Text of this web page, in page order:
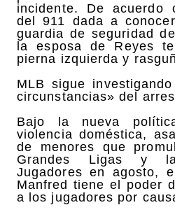
incidente. De acuerdo
del 911 dada a
guardia de seguridad
la esposa de Reyes
pierna izquierda y
MLB sigue
circunstancias» del
Bajo la nueva
violencia doméstica,
de menores que
Grandes Ligas y
Jugadores en agosto,
Manfred tiene el poder
a los jugadores por